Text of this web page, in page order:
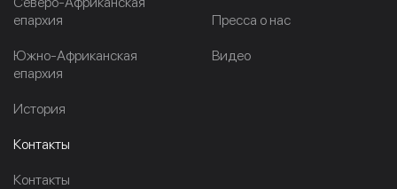
епархия
Южно-Африканская
епархия
История
Пресса о нас
Видео
Контакты
Контакты